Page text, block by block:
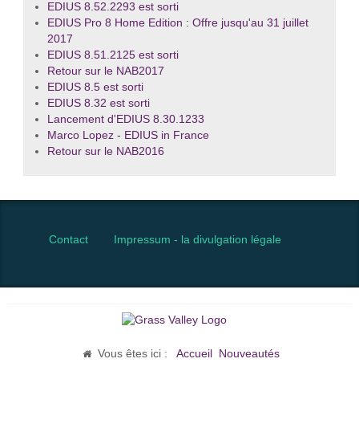
EDIUS 8.52.2293 est sorti
EDIUS Pro 8 Home Edition : Offre jusqu'au 31 juillet
2017
EDIUS 8.51.2125 est sorti
Retour sur le NAB2017
EDIUS 8.5 est sorti
EDIUS 8.32 est sorti
Lancement d'EDIUS 8.30.1233
Marco Lopez - EDIUS in France
Retour sur le NAB2016
Contact Impressum - la divulgation légale
Vous êtes ici :Accueil Nouveautés